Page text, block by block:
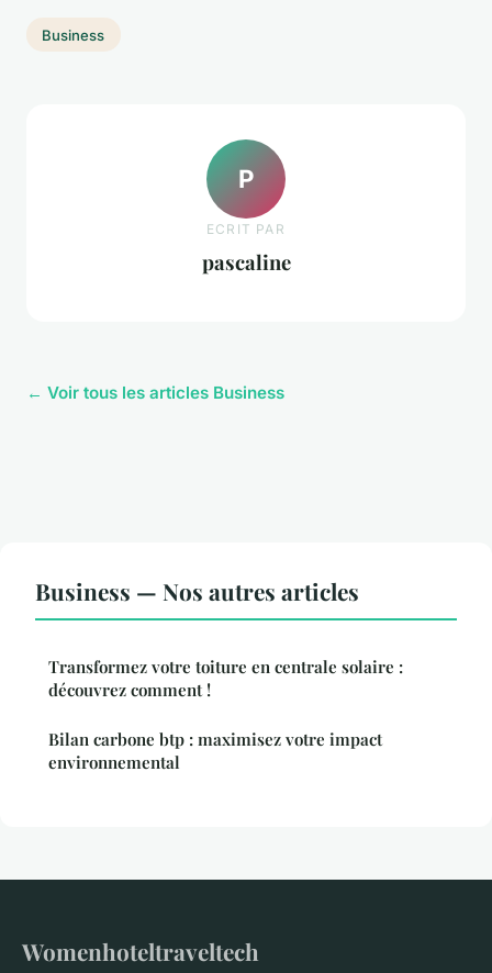
Business
P
ECRIT PAR
pascaline
← Voir tous les articles Business
Business — Nos autres articles
Transformez votre toiture en centrale solaire :
découvrez comment !
Bilan carbone btp : maximisez votre impact
environnemental
Womenhoteltraveltech